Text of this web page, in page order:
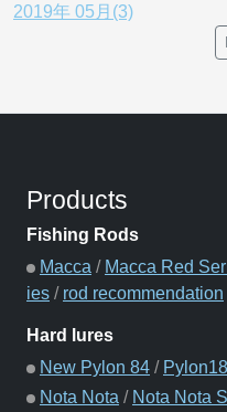
2019年 05月(3)
Products
Fishing Rods
Macca / Macca Red
ies / rod recommendation
Hard lures
New Pylon 84 /
Nota Nota / Nota Nota S